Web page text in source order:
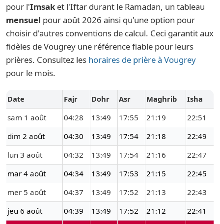
pour l'Imsak et l'Iftar durant le Ramadan, un tableau
mensuel pour août 2026 ainsi qu'une option pour
choisir d'autres conventions de calcul. Ceci garantit aux
fidèles de Vougrey une référence fiable pour leurs
prières. Consultez les horaires de prière à Vougrey
pour le mois.
Date Fajr Dohr Asr Maghrib
Isha
sam 1 août
04:28 13:49 17:55 21:19
22:51
dim 2 août
04:30 13:49 17:54 21:18
22:49
lun 3 août
04:32 13:49 17:54 21:16
22:47
mar 4 août
04:34 13:49 17:53 21:15
22:45
mer 5 août
04:37 13:49 17:52 21:13
22:43
jeu 6 août
04:39 13:49 17:52 21:12
22:41